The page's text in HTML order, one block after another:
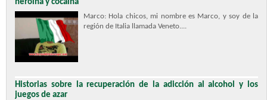
heroína y cocaína
Marco: Hola chicos, mi nombre es Marco, y soy de la
región de Italia llamada Veneto....
Historias sobre la recuperación de la adicción al alcohol y los
juegos de azar